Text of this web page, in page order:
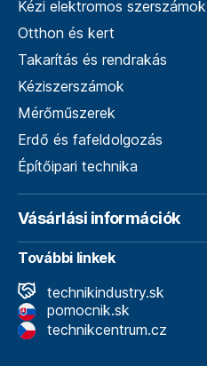
Kézi elektromos szerszámok
Otthon és kert
Takarítás és rendrakás
Kéziszerszámok
Mérőműszerek
Erdő és fafeldolgozás
Építőipari technika
Vásárlási információk
További linkek
technikindustry.sk
pomocnik.sk
technikcentrum.cz